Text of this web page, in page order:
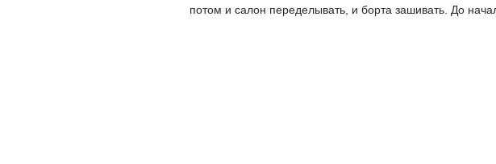
потом и салон переделывать, и борта зашивать. До